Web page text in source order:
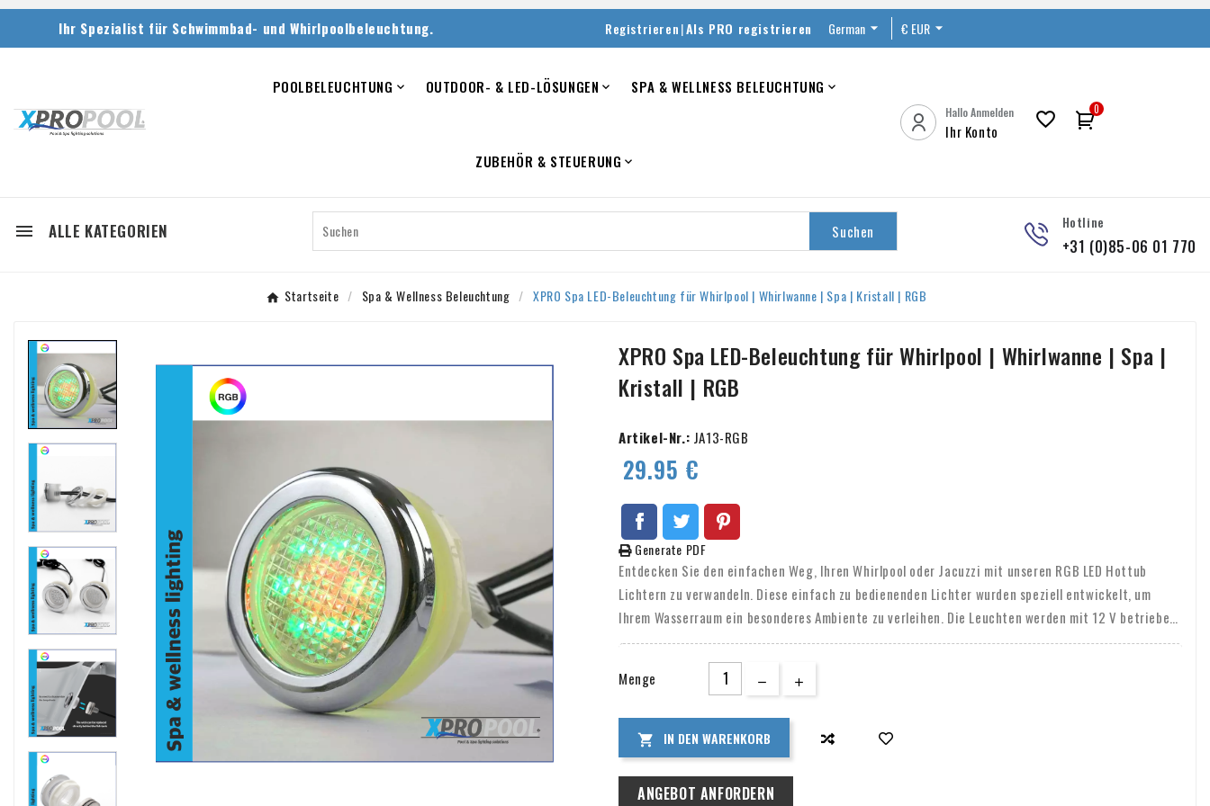
Ihr Spezialist für Schwimmbad- und Whirlpoolbeleuchtung. Registrieren|Als PRO registrieren German € EUR
POOLBELEUCHTUNG  OUTDOOR- & LED-LÖSUNGEN  SPA & WELLNESS BELEUCHTUNG 
ZUBEHÖR & STEUERUNG 
Hallo Anmelden
Ihr Konto
 0
 ALLE KATEGORIEN Suchen Hotline
+31 (0)85-06 01 770
Startseite Spa & Wellness Beleuchtung XPRO Spa LED-Beleuchtung für Whirlpool | Whirlwanne | Spa | Kristall | RGB
XPRO Spa LED-Beleuchtung für Whirlpool | Whirlwanne | Spa |
Kristall | RGB
Artikel-Nr.: JA13-RGB
29.95 €
Generate PDF
Entdecken Sie den einfachen Weg, Ihren Whirlpool oder Jacuzzi mit unseren RGB LED Hottub
Lichtern zu verwandeln. Diese einfach zu bedienenden Lichter wurden speziell entwickelt, um
Ihrem Wasserraum ein besonderes Ambiente zu verleihen. Die Leuchten werden mit 12 V betrieben
und lassen sich mühelos installieren. Dank des praktischen Verbindungssystems können Sie die
Lichter einfach miteinander verbinden, egal wie viele Sie verwenden möchten.
Menge
 IN DEN WARENKORB
ANGEBOT ANFORDERN